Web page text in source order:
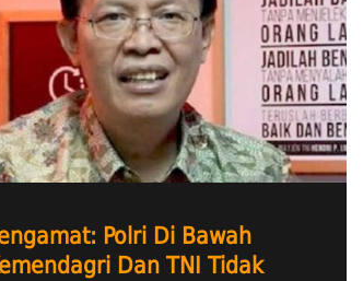
Polri Di Bawah
Dan TNI Tidak